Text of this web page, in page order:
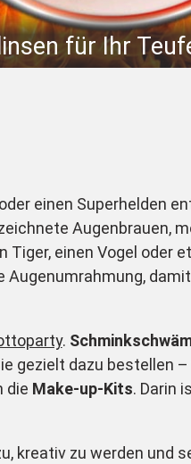
für Ihr
einen Superhelden
Augenbrauen,
einen Vogel oder
.
gezielt dazu bestellen
die Make-up-Kits. Darin
kreativ zu werden und